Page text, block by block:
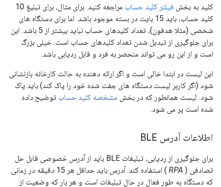
کلید به بخش فیلتر کلید حساب
مراجعه کنید. برای مثال، برای تبلیغ 10
کلید حساب، باید 15 بایت در بسته موجود باشد. اما برای دستگاه های
شخصی (مثلا هدفون)، تعداد کلیدهای حساب نباید بیشتر از 5 باشد. این
برای جلوگیری از تبدیل شدن تعداد کلیدهای حساب است. خیلی بزرگ
است و از این رو می تواند منحصر به فرد و قابل ردیابی باشد.
این لیست در ابتدا خالی است و اگر ارائه دهنده به حالت کارخانه بازنشانی
شود (اگر کاربر لیست دستگاه های جفت شده خود را پاک کند) باید پاک
شود. لیست همانطور که در بخش مشخصه کلید حساب توضیح داده
شده است پر می شود.
اطلاعات آدرس BLE
برای جلوگیری از ردیابی، تبلیغات BLE باید از آدرس خصوصی قابل حل
تصادفی ( RPA
) استفاده کند. آدرس باید حداقل هر 15 دقیقه در زمانی
که دستگاه به طور فعال در حال تبلیغات است و هر بار که وضعیت از